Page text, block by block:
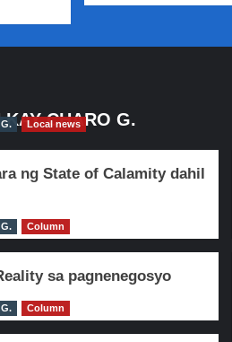
CHARO G.
Local news
ng State of Calamity dahil
Column
sa pagnenegosyo
Column